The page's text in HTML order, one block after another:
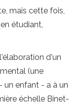
mais cette fois,
étudiant,
d'un
(une
un enfant - a à un
échelle Binet-